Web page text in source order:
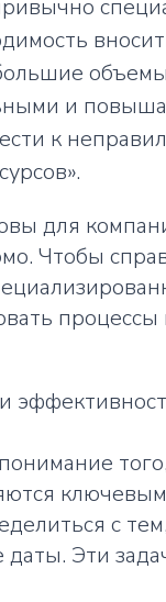
и
к
для
Чтобы
с
даты. Эти